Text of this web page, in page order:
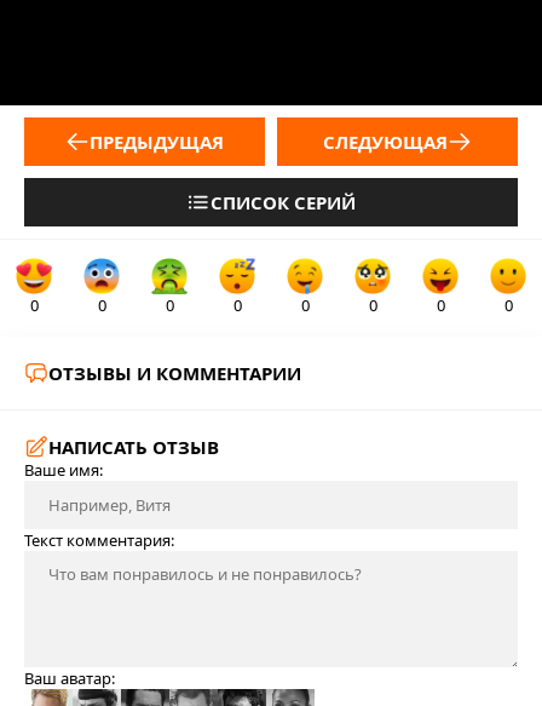
ПРЕДЫДУЩАЯ
СПИСОК СЕРИЙ
СЛЕДУЮЩАЯ
0 0 0 0 0 0 0 0
ОТЗЫВЫ И КОММЕНТАРИИ
НАПИСАТЬ ОТЗЫВ
Ваше имя:
Текст комментария:
Ваш аватар: